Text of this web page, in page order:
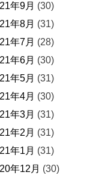
年9月 (30)
年8月 (31)
年7月 (28)
年6月 (30)
年5月 (31)
年4月 (30)
年3月 (31)
年2月 (31)
年1月 (31)
年12月 (30)